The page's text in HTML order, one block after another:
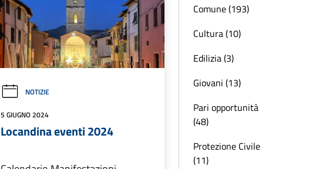
NOTIZIE
5 GIUGNO 2024
Locandina eventi 2024
Comune (193)
Cultura (10)
Edilizia (3)
Giovani (13)
Pari opportunità
(48)
Protezione Civile
(11)